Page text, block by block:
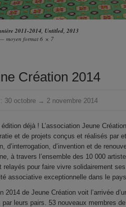
2011-2014, Untitled, 2013
moyen format 6 × 7
Création 2014
30 octobre → 2 novembre 2014
déjà ! L’association Jeune
et de projets conçus et réalisés par
d’interrogation, d’invention et de
à travers l’ensemble des 10 000
relayés pour faire vivre solidairement
associative exceptionnelle dans le
2014 de Jeune Création voit l’arrivée
par leurs pairs. 53 nouveaux membres